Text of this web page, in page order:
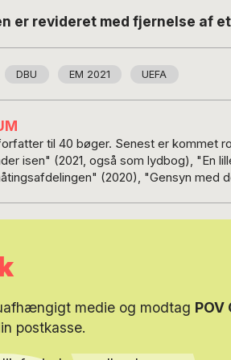
er revideret med fjernelse af
DBU EM 2021 UEFA
til 40 bøger. Senest er kommet
isen" (2021, også som lydbog), "En
(2020), "Gensyn med
La Piccioletta Barca, han bidrager
2026) Porten til den indre by
1.0 (digte, 2015) Malmö by night
medie og modtag POV
postkasse.